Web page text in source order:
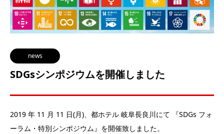
news
SDGsシンポジウムを開催しました
2019 年 11 月 11 日(月)、都ホテル 岐阜長良川にて 『SDGs フォ
ーラム・特別シンポジウム』を開催致しました。